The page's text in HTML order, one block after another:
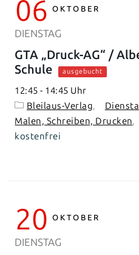
06 OKTOBER
DIENSTAG
GTA „Druck-AG“ /
Schule
ausgebucht
12:45 - 14:45
Bleilaus-Verlag
Malen, Schreiben, Drucken
kostenfrei
20 OKTOBER
DIENSTAG